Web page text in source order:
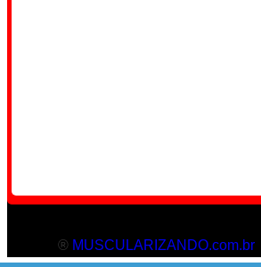
® MUSCULARIZANDO.com.br